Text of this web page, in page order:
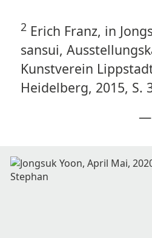
2Erich Franz, in
sansui,
Kunstverein
Heidelberg, 2015, S.
—